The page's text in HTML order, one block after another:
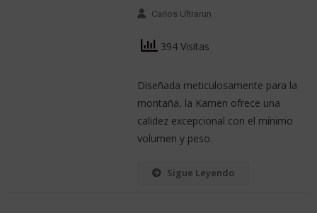
Carlos Ultrarun
394 Visitas
Diseñada meticulosamente para la
montaña, la Kamen ofrece una
calidez excepcional con el mínimo
volumen y peso.
Sigue Leyendo